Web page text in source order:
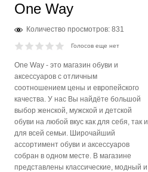
One Way
Количество просмотров: 831
Голосов еще нет
One Way - это магазин обуви и
аксессуаров с отличным
соотношением цены и европейского
качества. У нас Вы найдёте большой
выбор женской, мужской и детской
обуви на любой вкус как для себя, так и
для всей семьи. Широчайший
ассортимент обуви и аксессуаров
собран в одном месте. В магазине
представлены классические, модный и